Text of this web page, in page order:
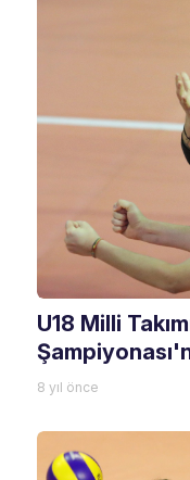
U18 Milli
8 yıl önce